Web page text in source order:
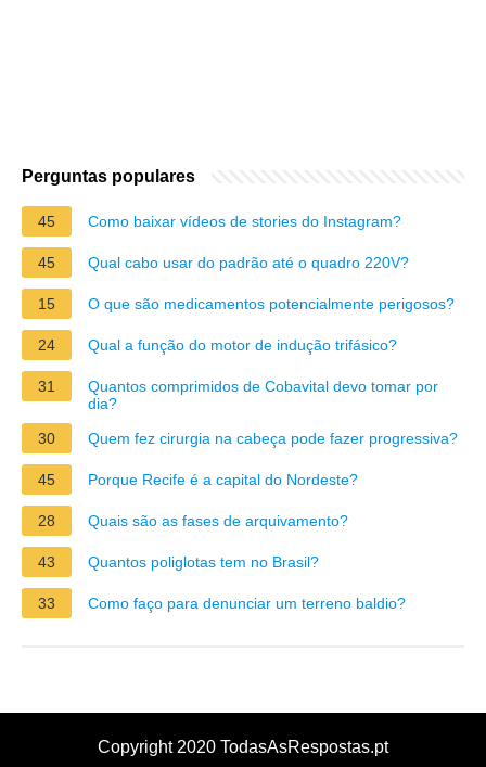
Perguntas populares
45 Como baixar vídeos de stories do Instagram?
45 Qual cabo usar do padrão até o quadro 220V?
15 O que são medicamentos potencialmente perigosos?
24 Qual a função do motor de indução trifásico?
31
Quantos comprimidos de Cobavital devo tomar por
dia?
30
Quem fez cirurgia na cabeça pode fazer progressiva?
45 Porque Recife é a capital do Nordeste?
28 Quais são as fases de arquivamento?
43 Quantos poliglotas tem no Brasil?
33 Como faço para denunciar um terreno baldio?
Copyright 2020 TodasAsRespostas.pt